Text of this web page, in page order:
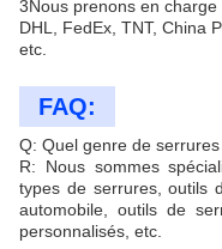
3Nous prenons en charge
DHL, FedEx, TNT, China
etc.
FAQ:
Q: Quel genre de
R: Nous sommes
types de serrures, outils
automobile, outils de
personnalisés, etc.